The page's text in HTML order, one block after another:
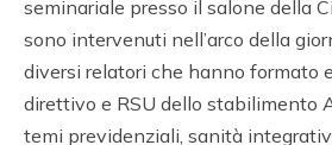
seminariale presso il salone della
sono intervenuti nell’arco della
diversi relatori che hanno formato
direttivo e RSU dello stabilimento
temi previdenziali, sanità